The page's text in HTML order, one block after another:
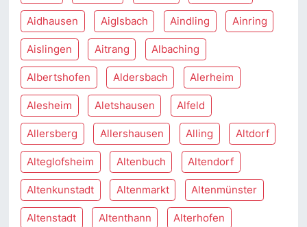
Aidhausen Aiglsbach Aindling Ainring
Aislingen Aitrang Albaching
Albertshofen Aldersbach Alerheim
Alesheim Aletshausen Alfeld
Allersberg Allershausen Alling Altdorf
Alteglofsheim Altenbuch Altendorf
Altenkunstadt Altenmarkt Altenmünster
Altenstadt Altenthann Alterhofen